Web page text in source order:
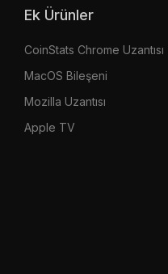
Ek Ürünler
CoinStats Chrome Uzantısı
MacOS Bileşeni
Mozilla Uzantısı
Apple TV